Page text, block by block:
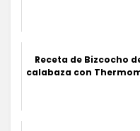
Receta de Bizcocho
calabaza con